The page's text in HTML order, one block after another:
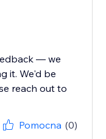
— we
it. We'd be
reach out to
Pomocna (0)